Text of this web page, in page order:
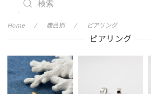
Home 商品別 ピアリング
ピアリング